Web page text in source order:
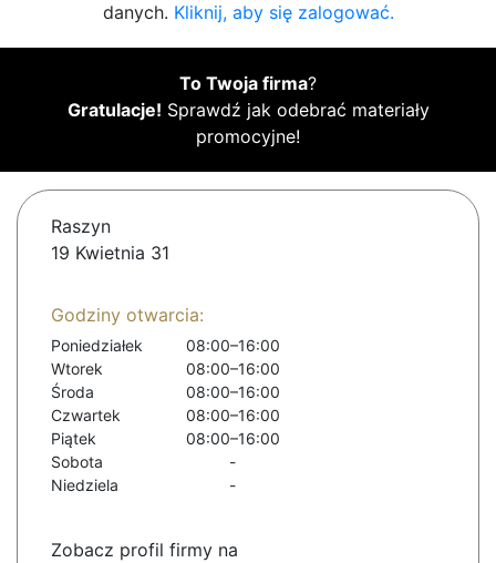
danych. Kliknij, aby się zalogować.
To Twoja firma?
Gratulacje! Sprawdź jak odebrać materiały
promocyjne!
Raszyn
19 Kwietnia 31
Godziny otwarcia:
Poniedziałek
08:00–16:00
Wtorek
08:00–16:00
Środa
08:00–16:00
Czwartek
08:00–16:00
Piątek
08:00–16:00
Sobota
-
Niedziela
-
Zobacz profil firmy na